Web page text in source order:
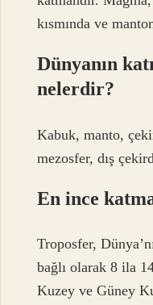
kısmında ve
Dünyanın
nelerdir?
Kabuk, manto,
mezosfer, dış
En ince
Troposfer,
bağlı olarak 8 ila
Kuzey ve Güney